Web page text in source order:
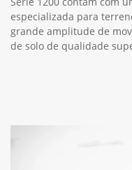
especializada para
grande amplitude de
de solo de qualidade